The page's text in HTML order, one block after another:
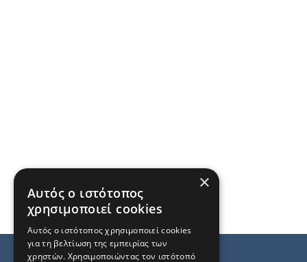
×
Αυτός ο ιστότοπος
χρησιμοποιεί cookies
Αυτός ο ιστότοπος χρησιμοποιεί cookies
για τη βελτίωση της εμπειρίας των
χρηστών. Χρησιμοποιώντας τον ιστότοπό